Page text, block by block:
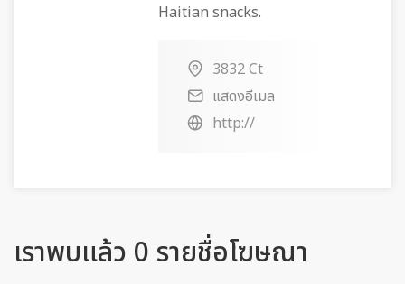
Haitian snacks.
3832 Ct
แสดงอีเมล
http://
เราพบแล้ว 0 รายชื่อโฆษณา